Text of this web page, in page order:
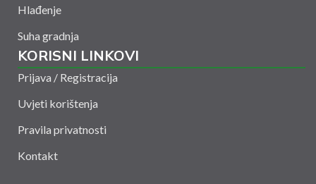
Hlađenje
Suha gradnja
KORISNI LINKOVI
Prijava / Registracija
Uvjeti korištenja
Pravila privatnosti
Kontakt